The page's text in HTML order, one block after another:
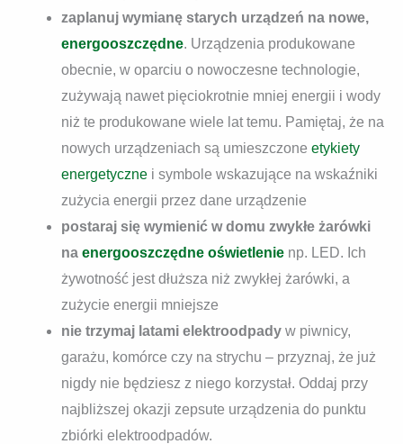
zaplanuj wymianę starych urządzeń na nowe,
energooszczędne. Urządzenia produkowane
obecnie, w oparciu o nowoczesne technologie,
zużywają nawet pięciokrotnie mniej energii i wody
niż te produkowane wiele lat temu. Pamiętaj, że na
nowych urządzeniach są umieszczone etykiety
energetyczne i symbole wskazujące na wskaźniki
zużycia energii przez dane urządzenie
postaraj się wymienić w domu zwykłe żarówki
na energooszczędne oświetlenie np. LED. Ich
żywotność jest dłuższa niż zwykłej żarówki, a
zużycie energii mniejsze
nie trzymaj latami elektroodpady w piwnicy,
garażu, komórce czy na strychu – przyznaj, że już
nigdy nie będziesz z niego korzystał. Oddaj przy
najbliższej okazji zepsute urządzenia do punktu
zbiórki elektroodpadów.